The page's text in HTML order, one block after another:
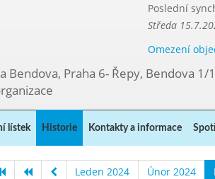
Poslední
Středa
Omezení
Bendova, Praha 6- Řepy, Bendova 1/
lístek Historie Kontakty a informace
Leden 2024 Únor 2024